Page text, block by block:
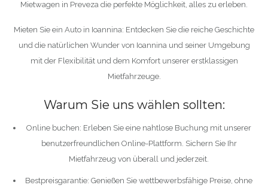
Mietwagen in Preveza die perfekte Möglichkeit, alles zu erleben.
Mieten Sie ein Auto in Ioannina: Entdecken Sie die reiche Geschichte
und die natürlichen Wunder von Ioannina und seiner Umgebung
mit der Flexibilität und dem Komfort unserer erstklassigen
Mietfahrzeuge.
Warum Sie uns wählen sollten:
Online buchen: Erleben Sie eine nahtlose Buchung mit unserer
benutzerfreundlichen Online-Plattform. Sichern Sie Ihr
Mietfahrzeug von überall und jederzeit.
Bestpreisgarantie: Genießen Sie wettbewerbsfähige Preise, ohne